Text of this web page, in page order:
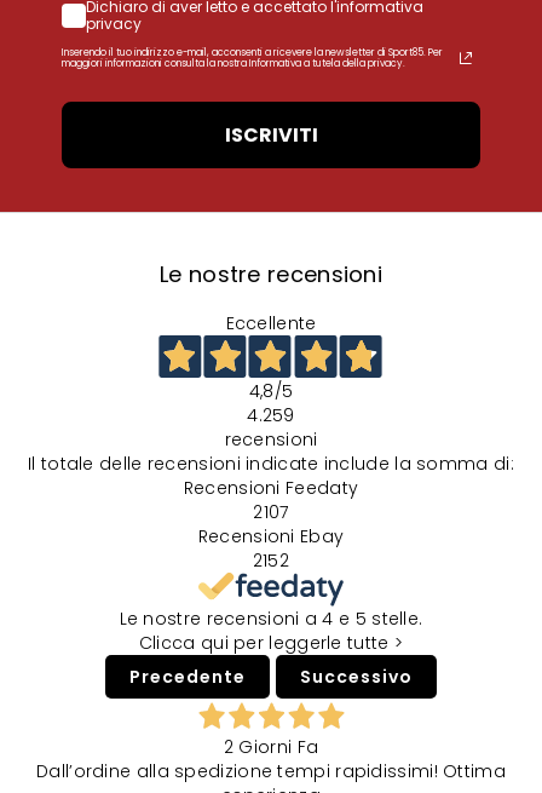
Dichiaro di aver letto e accettato l'informativa
privacy
Inserendo il tuo indirizzo e-mail, acconsenti a ricevere la newsletter di Sport85. Per
maggiori informazioni consulta la nostra Informativa a tutela della privacy.
ISCRIVITI
Le nostre recensioni
Eccellente
4,8/5
4.259
recensioni
Il totale delle recensioni indicate include la somma di:
Recensioni Feedaty
2107
Recensioni Ebay
2152
Le nostre recensioni a 4 e 5 stelle.
Clicca qui per leggerle tutte >
Precedente
Successivo
2 Giorni Fa
Dall’ordine alla spedizione tempi rapidissimi! Ottima